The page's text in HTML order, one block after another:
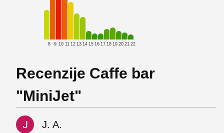
8 9 10 11 12 13 14 15 16 17 18 19 20 21 22
Recenzije Caffe bar
"MiniJet"
J. A.